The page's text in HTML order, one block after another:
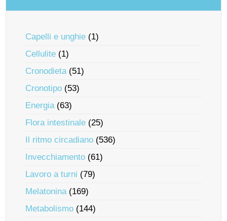
Capelli e unghie (1)
Cellulite (1)
Cronodieta(51)
Cronotipo (53)
Energia(63)
Flora intestinale (25)
Il ritmo circadiano (536)
Invecchiamento (61)
Lavoro a turni (79)
Melatonina(169)
Metabolismo (144)